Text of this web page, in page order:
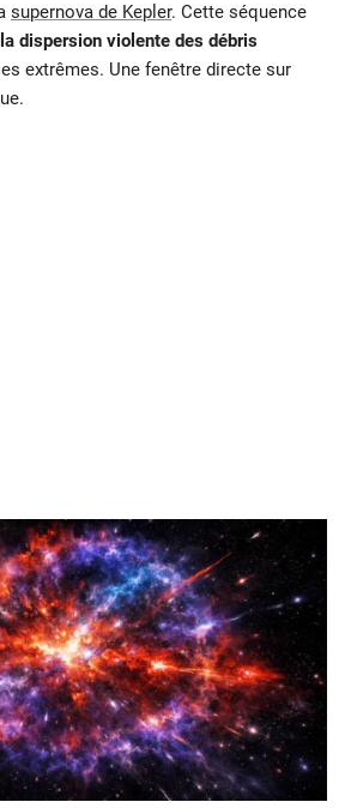
supernova de Kepler. Cette séquence
la dispersion violente des débris
extrêmes. Une fenêtre directe sur